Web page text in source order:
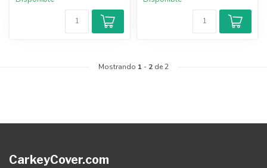
Mostrando 1 - 2 de 2
CarkeyCover.com